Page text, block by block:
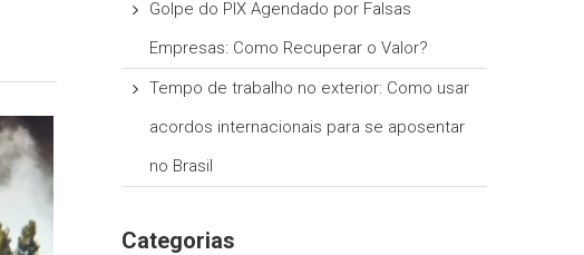
Golpe do PIX Agendado por Falsas
Empresas: Como Recuperar o Valor?
Tempo de trabalho no exterior: Como usar
acordos internacionais para se aposentar
no Brasil
Categorias